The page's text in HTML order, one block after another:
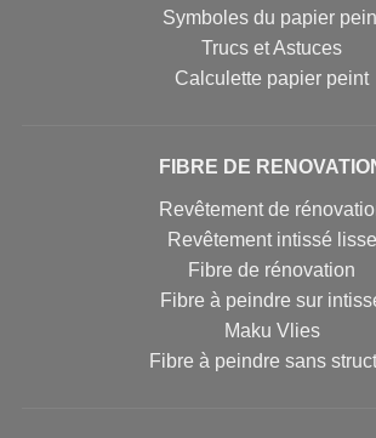
Symboles du papier
Trucs et Astuces
Calculette papier peint
FIBRE DE
Revêtement de
Revêtement intissé lisse
Fibre de rénovation
Fibre à peindre sur
Maku Vlies
Fibre à peindre sans